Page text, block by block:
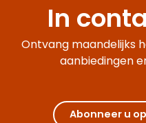
In
Ontvang maandelijks
aanbiedingen
Abonneer u